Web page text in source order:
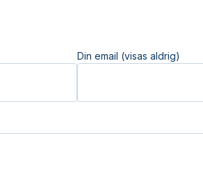
Din email (visas aldrig)